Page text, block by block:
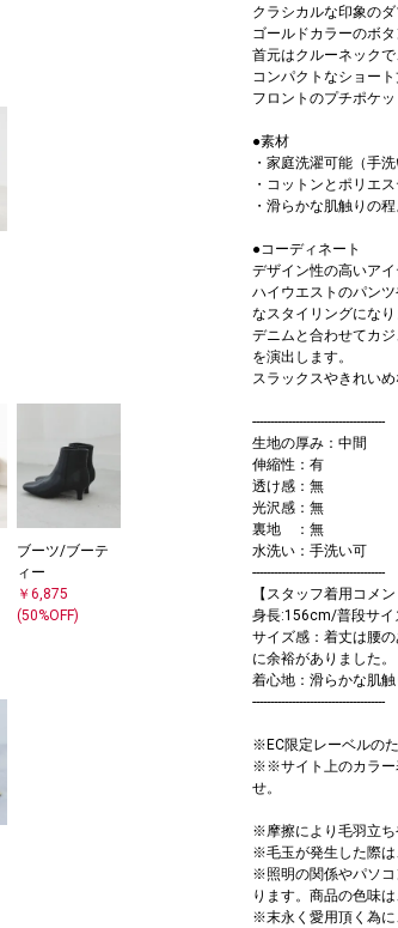
ブーツ/ブーテ
ィー
￥6,875
(50%OFF)
クラシカルな印象の
ゴールドカラーのボ
首元はクルーネック
コンパクトなショー
フロントのプチポケ
●素材
・家庭洗濯可能（手洗
・コットンとポリエ
・滑らかな肌触りの
●コーディネート
デザイン性の高いア
ハイウエストのパン
なスタイリングになり
デニムと合わせてカ
を演出します。
スラックスやきれい
-------------------------------------
生地の厚み：中間
伸縮性：有
透け感：無
光沢感：無
裏地 ：無
水洗い：手洗い可
-------------------------------------
【スタッフ着用コメン
身長:156cm/普段サイ
サイズ感：着丈は腰
に余裕がありました。
着心地：滑らかな肌
-------------------------------------
※EC限定レーベルの
※※サイト上のカラー
せ。
※摩擦により毛羽立ち
※毛玉が発生した際は
※照明の関係やパソコ
ります。商品の色味
※末永く愛用頂く為に